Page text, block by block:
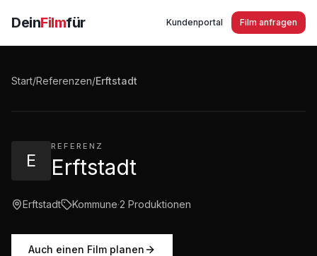
DeinFilmfür Kundenportal Film anfragen
Start/Referenzen/Erftstadt
E
REFERENZ
Erftstadt
Erftstadt Kommune·2 Produktionen
Auch einen Film planen
Erftstadt Der Film